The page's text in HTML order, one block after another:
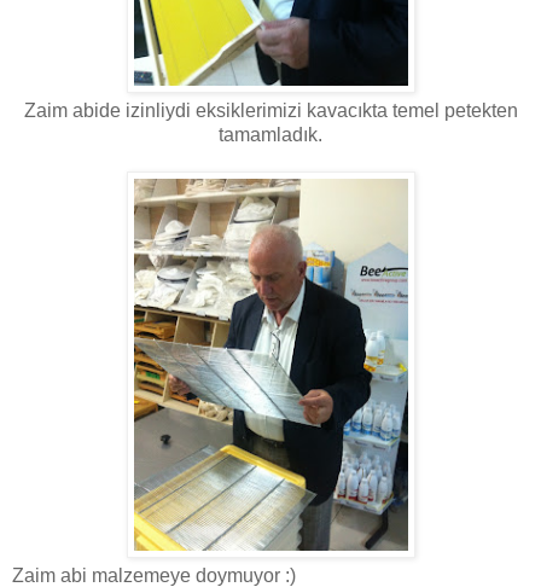
Zaim abide izinliydi eksiklerimizi kavacıkta temel petekten
tamamladık.
Zaim abi malzemeye doymuyor :)